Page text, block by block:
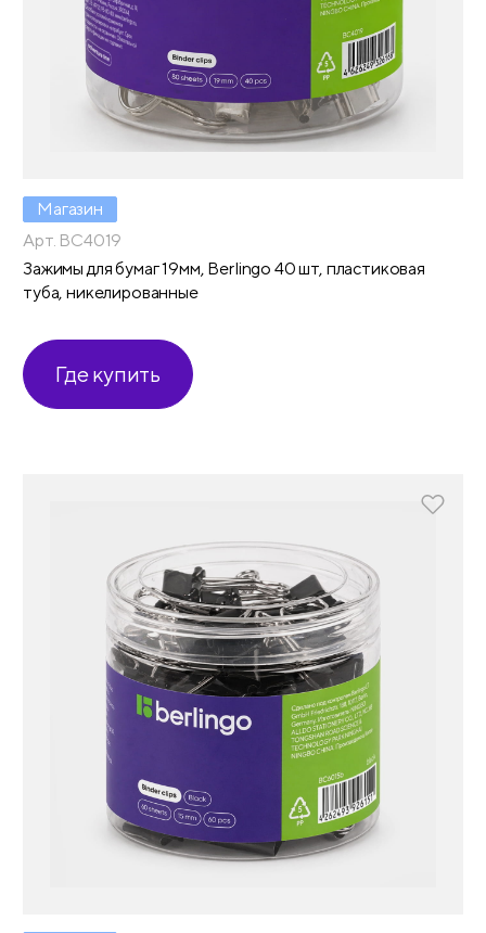
Магазин
Арт. BC4019
Зажимы для бумаг 19мм, Berlingo 40 шт, пластиковая
туба, никелированные
Где купить